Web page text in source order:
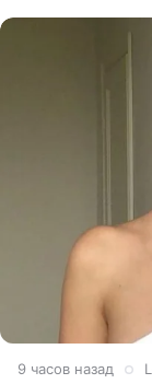
9 часов назад